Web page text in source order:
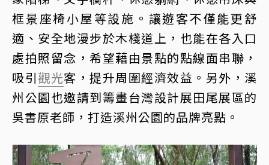
框景座椅小屋等設施。讓遊客不僅能更舒
適、安全地漫步於木棧道上，也能在各入口
處拍照留念，希望藉由景點的點線面串聯，
吸引觀光客，提升周圍經濟效益。另外，溪
州公園也邀請到籌畫台灣設計展田尾展區的
吳書原老師，打造溪州公園的品牌亮點。